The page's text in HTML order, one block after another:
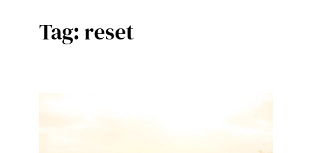
Tag:reset